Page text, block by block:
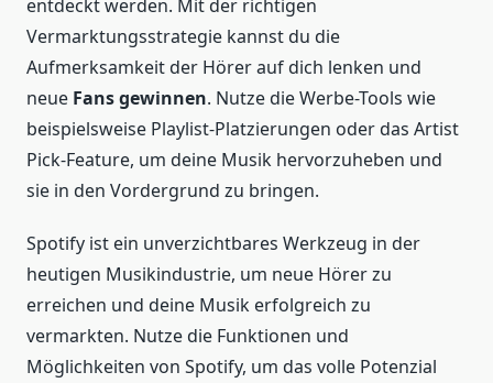
entdeckt werden. Mit der richtigen
Vermarktungsstrategie kannst du die
Aufmerksamkeit der Hörer auf dich lenken und
neue Fans gewinnen. Nutze die Werbe-Tools wie
beispielsweise Playlist-Platzierungen oder das Artist
Pick-Feature, um deine Musik hervorzuheben und
sie in den Vordergrund zu bringen.
Spotify ist ein unverzichtbares Werkzeug in der
heutigen Musikindustrie, um neue Hörer zu
erreichen und deine Musik erfolgreich zu
vermarkten. Nutze die Funktionen und
Möglichkeiten von Spotify, um das volle Potenzial